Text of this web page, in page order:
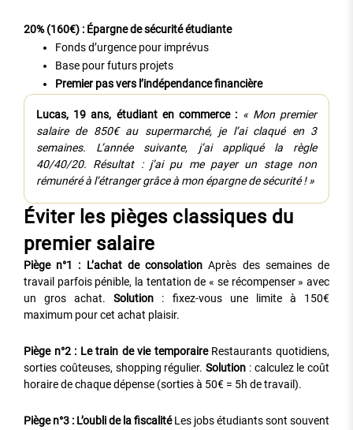
20% (160€) : Épargne de sécurité étudiante
Fonds d’urgence pour imprévus
Base pour futurs projets
Premier pas vers l’indépendance financière
Lucas, 19 ans, étudiant en commerce : « Mon premier
salaire de 850€ au supermarché, je l’ai claqué en 3
semaines. L’année suivante, j’ai appliqué la règle
40/40/20. Résultat : j’ai pu me payer un stage non
rémunéré à l’étranger grâce à mon épargne de sécurité ! »
Éviter les pièges classiques du
premier salaire
Piège n°1 : L’achat de consolation Après des semaines de
travail parfois pénible, la tentation de « se récompenser » avec
un gros achat.Solution : fixez-vous une limite à 150€
maximum pour cet achat plaisir.
Piège n°2 : Le train de vie temporaireRestaurants quotidiens,
sorties coûteuses, shopping régulier. Solution : calculez le coût
horaire de chaque dépense (sorties à 50€ = 5h de travail).
Piège n°3 : L’oubli de la fiscalitéLes jobs étudiants sont souvent